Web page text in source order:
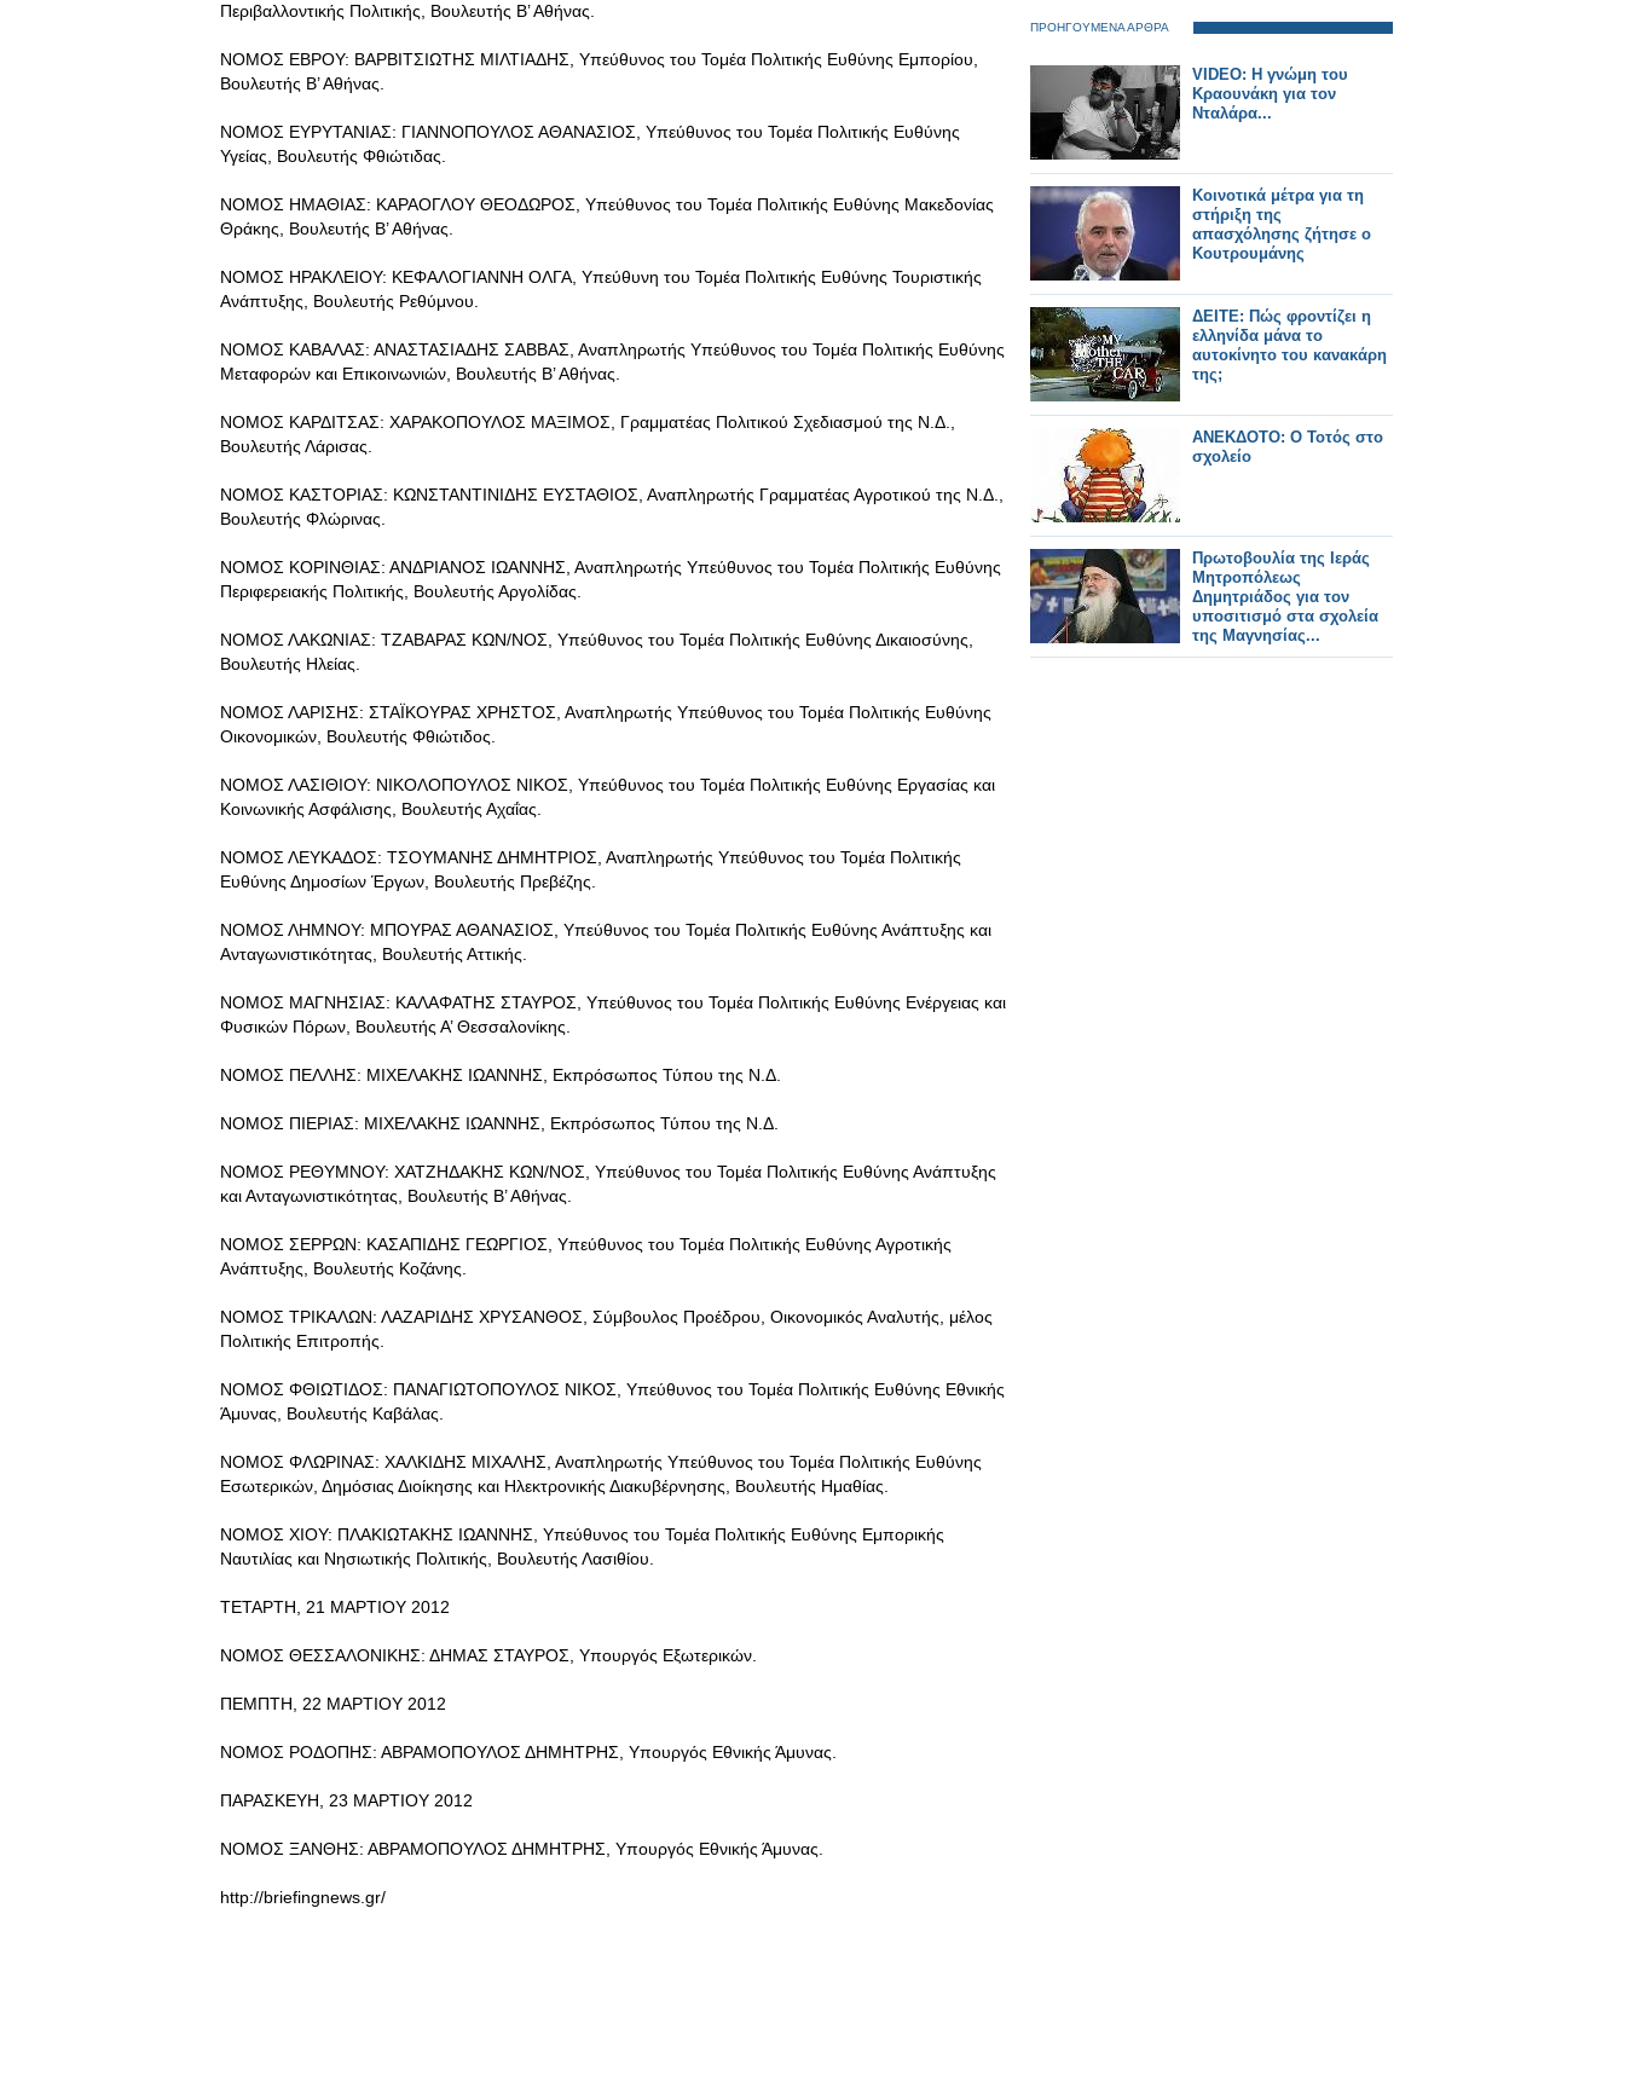
Περιβαλλοντικής Πολιτικής, Βουλευτής Β’ Αθήνας.
ΝΟΜΟΣ ΕΒΡΟΥ: ΒΑΡΒΙΤΣΙΩΤΗΣ ΜΙΛΤΙΑΔΗΣ, Υπεύθυνος του Τομέα Πολιτικής Ευθύνης Εμπορίου,
Βουλευτής Β’ Αθήνας.
ΝΟΜΟΣ ΕΥΡΥΤΑΝΙΑΣ: ΓΙΑΝΝΟΠΟΥΛΟΣ ΑΘΑΝΑΣΙΟΣ, Υπεύθυνος του Τομέα Πολιτικής Ευθύνης
Υγείας, Βουλευτής Φθιώτιδας.
ΝΟΜΟΣ ΗΜΑΘΙΑΣ: ΚΑΡΑΟΓΛΟΥ ΘΕΟΔΩΡΟΣ, Υπεύθυνος του Τομέα Πολιτικής Ευθύνης Μακεδονίας
Θράκης, Βουλευτής Β’ Αθήνας.
ΝΟΜΟΣ ΗΡΑΚΛΕΙΟΥ: ΚΕΦΑΛΟΓΙΑΝΝΗ ΟΛΓΑ, Υπεύθυνη του Τομέα Πολιτικής Ευθύνης Τουριστικής
Ανάπτυξης, Βουλευτής Ρεθύμνου.
ΝΟΜΟΣ ΚΑΒΑΛΑΣ: ΑΝΑΣΤΑΣΙΑΔΗΣ ΣΑΒΒΑΣ, Αναπληρωτής Υπεύθυνος του Τομέα Πολιτικής Ευθύνης
Μεταφορών και Επικοινωνιών, Βουλευτής Β’ Αθήνας.
ΝΟΜΟΣ ΚΑΡΔΙΤΣΑΣ: ΧΑΡΑΚΟΠΟΥΛΟΣ ΜΑΞΙΜΟΣ, Γραμματέας Πολιτικού Σχεδιασμού της Ν.Δ.,
Βουλευτής Λάρισας.
ΝΟΜΟΣ ΚΑΣΤΟΡΙΑΣ: ΚΩΝΣΤΑΝΤΙΝΙΔΗΣ ΕΥΣΤΑΘΙΟΣ, Αναπληρωτής Γραμματέας Αγροτικού της Ν.Δ.,
Βουλευτής Φλώρινας.
ΝΟΜΟΣ ΚΟΡΙΝΘΙΑΣ: ΑΝΔΡΙΑΝΟΣ ΙΩΑΝΝΗΣ, Αναπληρωτής Υπεύθυνος του Τομέα Πολιτικής Ευθύνης
Περιφερειακής Πολιτικής, Βουλευτής Αργολίδας.
ΝΟΜΟΣ ΛΑΚΩΝΙΑΣ: ΤΖΑΒΑΡΑΣ ΚΩΝ/ΝΟΣ, Υπεύθυνος του Τομέα Πολιτικής Ευθύνης Δικαιοσύνης,
Βουλευτής Ηλείας.
ΝΟΜΟΣ ΛΑΡΙΣΗΣ: ΣΤΑΪΚΟΥΡΑΣ ΧΡΗΣΤΟΣ, Αναπληρωτής Υπεύθυνος του Τομέα Πολιτικής Ευθύνης
Οικονομικών, Βουλευτής Φθιώτιδος.
ΝΟΜΟΣ ΛΑΣΙΘΙΟΥ: ΝΙΚΟΛΟΠΟΥΛΟΣ ΝΙΚΟΣ, Υπεύθυνος του Τομέα Πολιτικής Ευθύνης Εργασίας και
Κοινωνικής Ασφάλισης, Βουλευτής Αχαΐας.
ΝΟΜΟΣ ΛΕΥΚΑΔΟΣ: ΤΣΟΥΜΑΝΗΣ ΔΗΜΗΤΡΙΟΣ, Αναπληρωτής Υπεύθυνος του Τομέα Πολιτικής
Ευθύνης Δημοσίων Έργων, Βουλευτής Πρεβέζης.
ΝΟΜΟΣ ΛΗΜΝΟΥ: ΜΠΟΥΡΑΣ ΑΘΑΝΑΣΙΟΣ, Υπεύθυνος του Τομέα Πολιτικής Ευθύνης Ανάπτυξης και
Ανταγωνιστικότητας, Βουλευτής Αττικής.
ΝΟΜΟΣ ΜΑΓΝΗΣΙΑΣ: ΚΑΛΑΦΑΤΗΣ ΣΤΑΥΡΟΣ, Υπεύθυνος του Τομέα Πολιτικής Ευθύνης Ενέργειας και
Φυσικών Πόρων, Βουλευτής Α’ Θεσσαλονίκης.
ΝΟΜΟΣ ΠΕΛΛΗΣ: ΜΙΧΕΛΑΚΗΣ ΙΩΑΝΝΗΣ, Εκπρόσωπος Τύπου της Ν.Δ.
ΝΟΜΟΣ ΠΙΕΡΙΑΣ: ΜΙΧΕΛΑΚΗΣ ΙΩΑΝΝΗΣ, Εκπρόσωπος Τύπου της Ν.Δ.
ΝΟΜΟΣ ΡΕΘΥΜΝΟΥ: ΧΑΤΖΗΔΑΚΗΣ ΚΩΝ/ΝΟΣ, Υπεύθυνος του Τομέα Πολιτικής Ευθύνης Ανάπτυξης
και Ανταγωνιστικότητας, Βουλευτής Β’ Αθήνας.
ΝΟΜΟΣ ΣΕΡΡΩΝ: ΚΑΣΑΠΙΔΗΣ ΓΕΩΡΓΙΟΣ, Υπεύθυνος του Τομέα Πολιτικής Ευθύνης Αγροτικής
Ανάπτυξης, Βουλευτής Κοζάνης.
ΝΟΜΟΣ ΤΡΙΚΑΛΩΝ: ΛΑΖΑΡΙΔΗΣ ΧΡΥΣΑΝΘΟΣ, Σύμβουλος Προέδρου, Οικονομικός Αναλυτής, μέλος
Πολιτικής Επιτροπής.
ΝΟΜΟΣ ΦΘΙΩΤΙΔΟΣ: ΠΑΝΑΓΙΩΤΟΠΟΥΛΟΣ ΝΙΚΟΣ, Υπεύθυνος του Τομέα Πολιτικής Ευθύνης Εθνικής
Άμυνας, Βουλευτής Καβάλας.
ΝΟΜΟΣ ΦΛΩΡΙΝΑΣ: ΧΑΛΚΙΔΗΣ ΜΙΧΑΛΗΣ, Αναπληρωτής Υπεύθυνος του Τομέα Πολιτικής Ευθύνης
Εσωτερικών, Δημόσιας Διοίκησης και Ηλεκτρονικής Διακυβέρνησης, Βουλευτής Ημαθίας.
ΝΟΜΟΣ ΧΙΟΥ: ΠΛΑΚΙΩΤΑΚΗΣ ΙΩΑΝΝΗΣ, Υπεύθυνος του Τομέα Πολιτικής Ευθύνης Εμπορικής
Ναυτιλίας και Νησιωτικής Πολιτικής, Βουλευτής Λασιθίου.
ΤΕΤΑΡΤΗ, 21 ΜΑΡΤΙΟΥ 2012
ΝΟΜΟΣ ΘΕΣΣΑΛΟΝΙΚΗΣ: ΔΗΜΑΣ ΣΤΑΥΡΟΣ, Υπουργός Εξωτερικών.
ΠΕΜΠΤΗ, 22 ΜΑΡΤΙΟΥ 2012
ΝΟΜΟΣ ΡΟΔΟΠΗΣ: ΑΒΡΑΜΟΠΟΥΛΟΣ ΔΗΜΗΤΡΗΣ, Υπουργός Εθνικής Άμυνας.
ΠΑΡΑΣΚΕΥΗ, 23 ΜΑΡΤΙΟΥ 2012
ΝΟΜΟΣ ΞΑΝΘΗΣ: ΑΒΡΑΜΟΠΟΥΛΟΣ ΔΗΜΗΤΡΗΣ, Υπουργός Εθνικής Άμυνας.
http://briefingnews.gr/
ΠΡΟΗΓΟΥΜΕΝΑ ΑΡΘΡΑ
VIDEO: Η γνώμη του
Κραουνάκη για τον
Νταλάρα...
Κοινοτικά μέτρα για τη
στήριξη της
απασχόλησης ζήτησε ο
Κουτρουμάνης
ΔΕΙΤΕ: Πώς φροντίζει η
ελληνίδα μάνα το
αυτοκίνητο του κανακάρη
της;
ΑΝΕΚΔΟΤΟ: Ο Τοτός στο
σχολείο
Πρωτοβουλία της Ιεράς
Μητροπόλεως
Δημητριάδος για τον
υποσιτισμό στα σχολεία
της Μαγνησίας...